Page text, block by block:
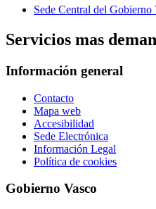
Sede Central del Gobierno
Servicios mas
Información general
Contacto
Mapa web
Accesibilidad
Sede Electrónica
Información Legal
Política de cookies
Gobierno Vasco